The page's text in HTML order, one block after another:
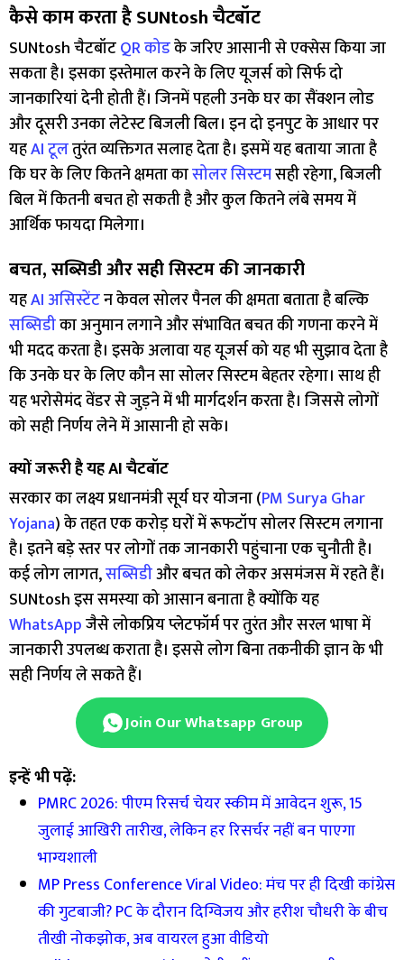
कैसे काम करता है SUNtosh चैटबॉट
SUNtosh चैटबॉटQR कोडके जरिए आसानी से एक्सेस किया जा
सकता है। इसका इस्तेमाल करने के लिए यूजर्स को सिर्फ दो
जानकारियां देनी होती हैं। जिनमें पहली उनके घर का सैंक्शन लोड
और दूसरी उनका लेटेस्ट बिजली बिल। इन दो इनपुट के आधार पर
यहAI टूलतुरंत व्यक्तिगत सलाह देता है। इसमें यह बताया जाता है
कि घर के लिए कितने क्षमता कासोलर सिस्टमसही रहेगा, बिजली
बिल में कितनी बचत हो सकती है और कुल कितने लंबे समय में
आर्थिक फायदा मिलेगा।
बचत, सब्सिडी और सही सिस्टम की जानकारी
यहAI असिस्टेंटन केवल सोलर पैनल की क्षमता बताता है बल्कि
सब्सिडीका अनुमान लगाने और संभावित बचत की गणना करने में
भी मदद करता है। इसके अलावा यह यूजर्स को यह भी सुझाव देता है
कि उनके घर के लिए कौन सा सोलर सिस्टम बेहतर रहेगा। साथ ही
यह भरोसेमंद वेंडर से जुड़ने में भी मार्गदर्शन करता है। जिससे लोगों
को सही निर्णय लेने में आसानी हो सके।
क्यों जरूरी है यह AI चैटबॉट
सरकार का लक्ष्य प्रधानमंत्री सूर्य घर योजना (PM Surya Ghar
Yojana) के तहत एक करोड़ घरों में रूफटॉप सोलर सिस्टम लगाना
है। इतने बड़े स्तर पर लोगों तक जानकारी पहुंचाना एक चुनौती है।
कई लोग लागत,सब्सिडीऔर बचत को लेकर असमंजस में रहते हैं।
SUNtosh इस समस्या को आसान बनाता है क्योंकि यह
WhatsAppजैसे लोकप्रिय प्लेटफॉर्म पर तुरंत और सरल भाषा में
जानकारी उपलब्ध कराता है। इससे लोग बिना तकनीकी ज्ञान के भी
सही निर्णय ले सकते हैं।
Join Our Whatsapp Group
इन्हें भी पढ़ें:
PMRC 2026: पीएम रिसर्च चेयर स्कीम में आवेदन शुरू, 15
जुलाई आखिरी तारीख, लेकिन हर रिसर्चर नहीं बन पाएगा
भाग्यशाली
MP Press Conference Viral Video: मंच पर ही दिखी कांग्रेस
की गुटबाजी? PC के दौरान दिग्विजय और हरीश चौधरी के बीच
तीखी नोकझोक, अब वायरल हुआ वीडियो